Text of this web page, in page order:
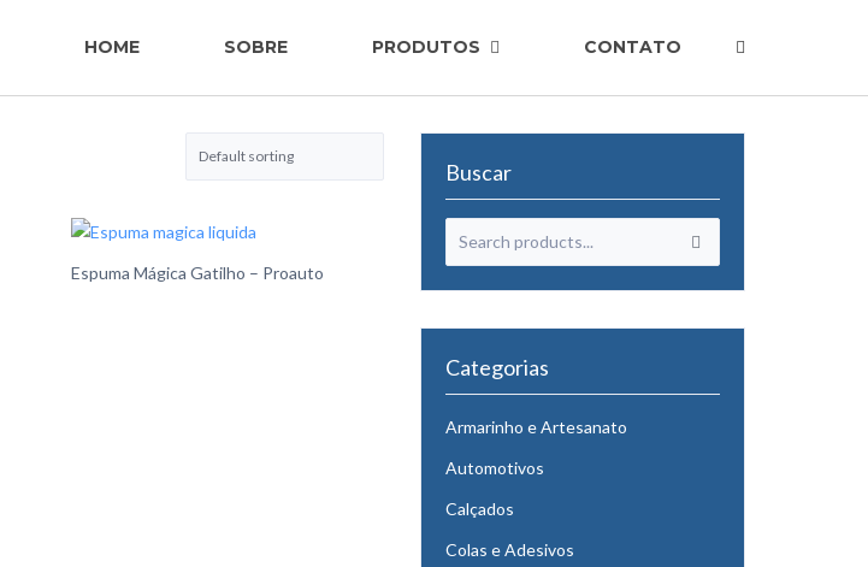
HOME SOBRE PRODUTOS CONTATO
Espuma Mágica Gatilho – Proauto
Buscar
Categorias
Armarinho e Artesanato
Automotivos
Calçados
Colas e Adesivos